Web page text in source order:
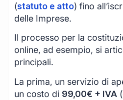
(statuto e atto) fino
delle Imprese.
Il processo per la
online, ad esempio, si
principali.
La prima, un servizio di
un costo di 99,00€ + IVA